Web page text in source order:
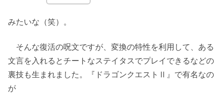
みたいな（笑）。
そんな復活の呪文ですが、変換の特性を利用して、ある
文言を入れるとチートなステイタスでプレイできるなどの
裏技も生まれました。『ドラゴンクエストⅡ』で有名なの
が